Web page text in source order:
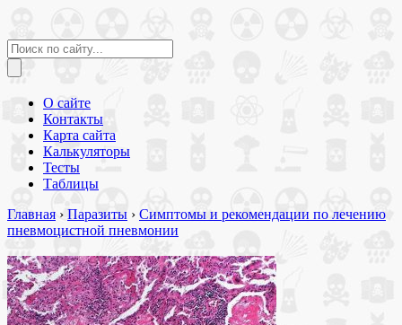
О сайте
Контакты
Карта сайта
Калькуляторы
Тесты
Таблицы
Главная › Паразиты › Симптомы и рекомендации по лечению
пневмоцистной пневмонии